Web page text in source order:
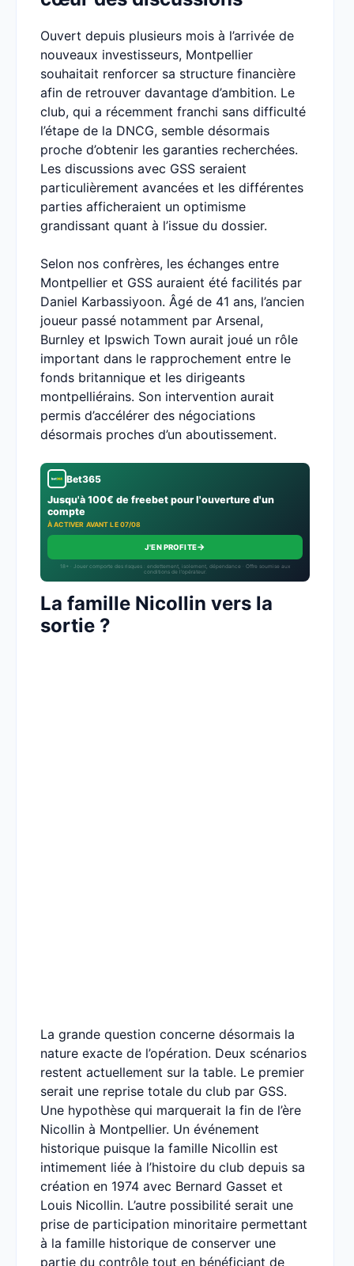
Ouvert depuis plusieurs mois à l’arrivée de
nouveaux investisseurs, Montpellier
souhaitait renforcer sa structure financière
afin de retrouver davantage d’ambition. Le
club, qui a récemment franchi sans difficulté
l’étape de la DNCG, semble désormais
proche d’obtenir les garanties recherchées.
Les discussions avec GSS seraient
particulièrement avancées et les différentes
parties afficheraient un optimisme
grandissant quant à l’issue du dossier.
Selon nos confrères, les échanges entre
Montpellier et GSS auraient été facilités par
Daniel Karbassiyoon. Âgé de 41 ans, l’ancien
joueur passé notamment par Arsenal,
Burnley et Ipswich Town aurait joué un rôle
important dans le rapprochement entre le
fonds britannique et les dirigeants
montpelliérains. Son intervention aurait
permis d’accélérer des négociations
désormais proches d’un aboutissement.
Bet365
Jusqu'à 100€ de freebet pour l'ouverture d'un
compte
À ACTIVER AVANT LE 07/08
J'EN PROFITE→
18+ · Jouer comporte des risques : endettement, isolement, dépendance · Offre soumise aux
conditions de l’opérateur.
La famille Nicollin vers la
sortie ?
La grande question concerne désormais la
nature exacte de l’opération. Deux scénarios
restent actuellement sur la table. Le premier
serait une reprise totale du club par GSS.
Une hypothèse qui marquerait la fin de l’ère
Nicollin à Montpellier. Un événement
historique puisque la famille Nicollin est
intimement liée à l’histoire du club depuis sa
création en 1974 avec Bernard Gasset et
Louis Nicollin. L’autre possibilité serait une
prise de participation minoritaire permettant
à la famille historique de conserver une
partie du contrôle tout en bénéficiant de